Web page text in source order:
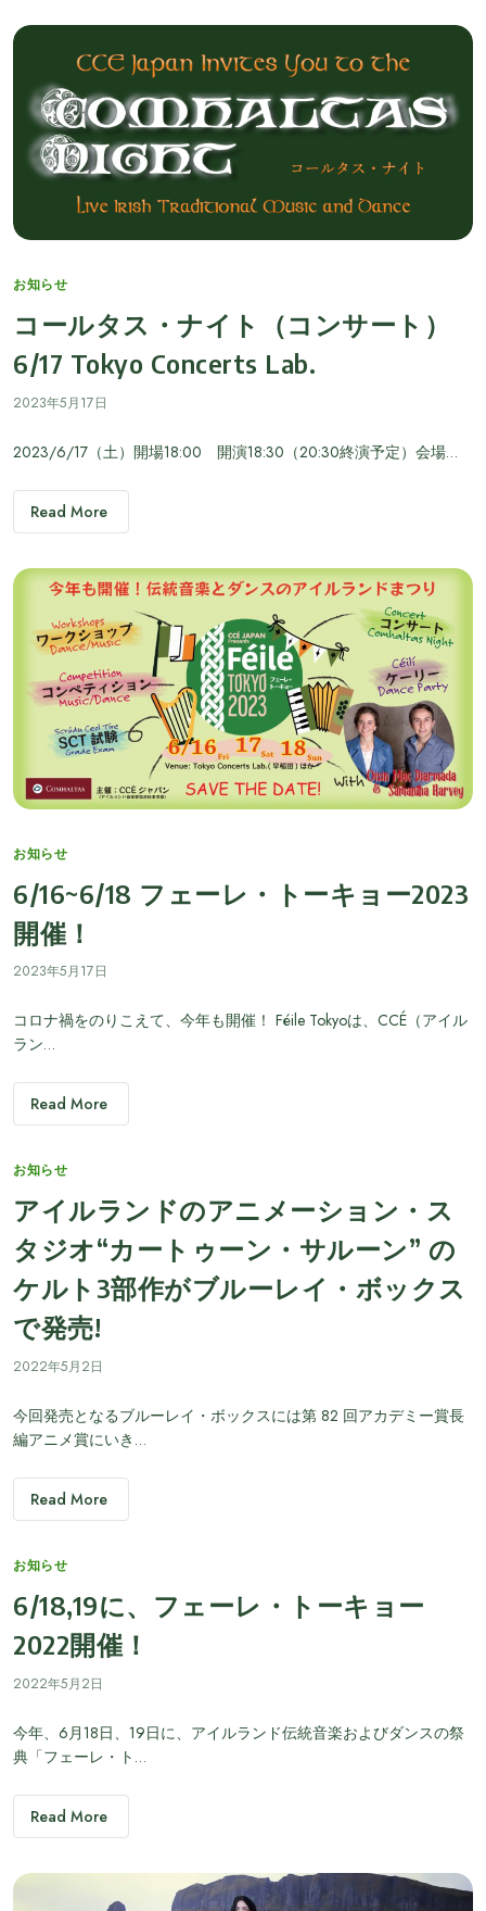
Categories
お知らせ
コールタス・ナイト（コンサート）
6/17 Tokyo Concerts Lab.
2023年5月17日
2023/6/17（土）開場18:00 開演18:30（20:30終演予定）会場…
Read More
Categories
お知らせ
6/16~6/18 フェーレ・トーキョー2023
開催！
2023年5月17日
コロナ禍をのりこえて、今年も開催！ Féile Tokyoは、CCÉ（アイル
ラン…
Read More
Categories
お知らせ
アイルランドのアニメーション・ス
タジオ“カートゥーン・サルーン” の
ケルト3部作がブルーレイ・ボックス
で発売!
2022年5月2日
今回発売となるブルーレイ・ボックスには第 82 回アカデミー賞長
編アニメ賞にいき…
Read More
Categories
お知らせ
6/18,19に、フェーレ・トーキョー
2022開催！
2022年5月2日
今年、6月18日、19日に、アイルランド伝統音楽およびダンスの祭
典「フェーレ・ト…
Read More